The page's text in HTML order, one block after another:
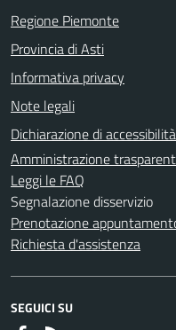
Regione Piemonte
Provincia di Asti
Informativa privacy
Note legali
Dichiarazione di accessibilità
Amministrazione
Leggi le FAQ
Segnalazione disservizio
Prenotazione
Richiesta d'assistenza
SEGUICI SU